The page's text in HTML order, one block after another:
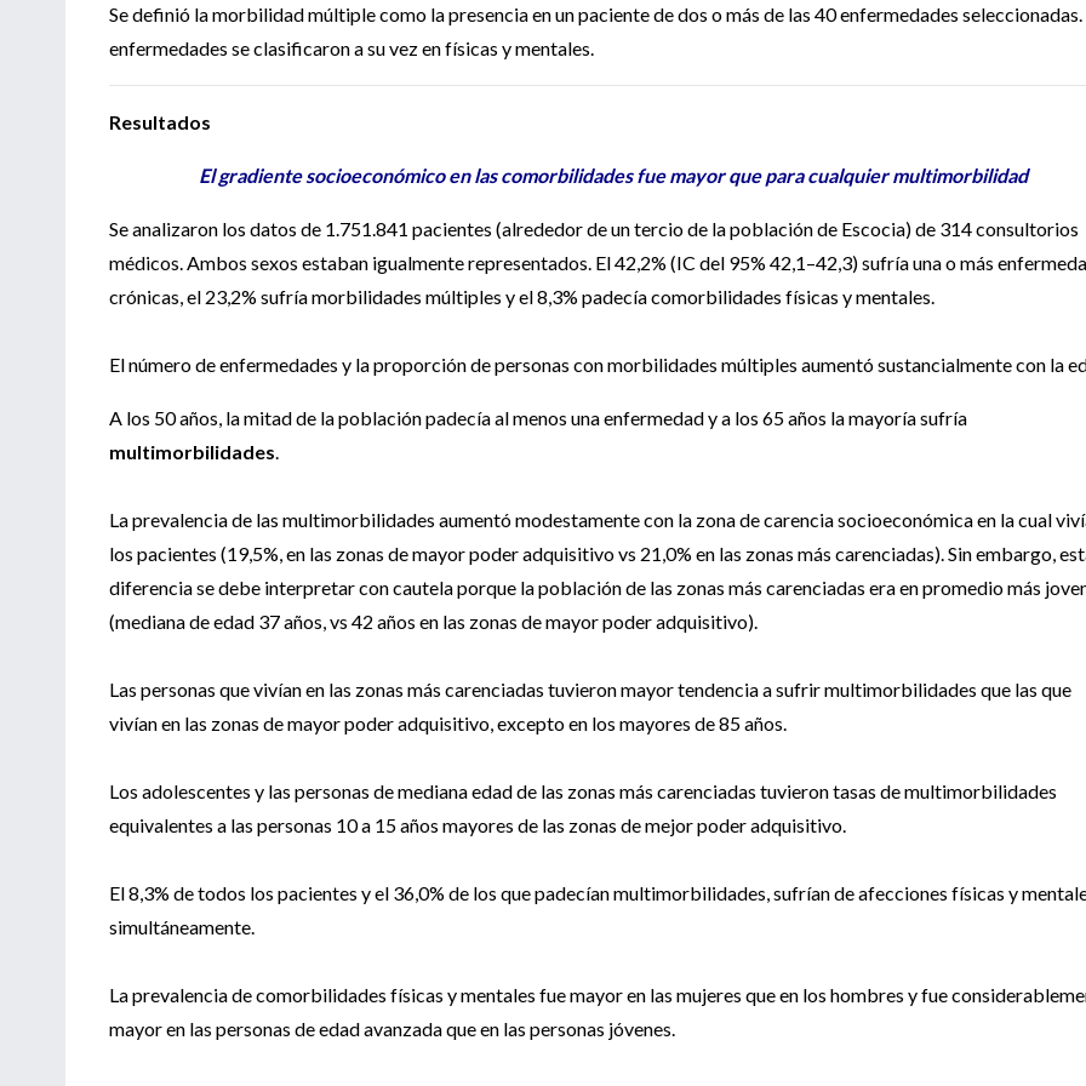
Se definió la morbilidad múltiple como la presencia en un paciente de dos o más de las 40 enfermedades seleccionadas.
enfermedades se clasificaron a su vez en físicas y mentales.
Resultados
El gradiente socioeconómico en las comorbilidades fue mayor que para cualquier multimorbilidad
Se analizaron los datos de 1.751.841 pacientes (alrededor de un tercio de la población de Escocia) de 314 consultorios
médicos. Ambos sexos estaban igualmente representados. El 42,2% (IC del 95% 42,1–42,3) sufría una o más
crónicas, el 23,2% sufría morbilidades múltiples y el 8,3% padecía comorbilidades físicas y mentales.
El número de enfermedades y la proporción de personas con morbilidades múltiples aumentó sustancialmente con la
A los 50 años, la mitad de la población padecía al menos una enfermedad y a los 65 años la mayoría sufría
multimorbilidades
La prevalencia de las multimorbilidades aumentó modestamente con la zona de carencia socioeconómica en la cual
los pacientes (19,5%, en las zonas de mayor poder adquisitivo vs 21,0% en las zonas más carenciadas). Sin embargo,
diferencia se debe interpretar con cautela porque la población de las zonas más carenciadas era en promedio más
(mediana de edad 37 años, vs 42 años en las zonas de mayor poder adquisitivo).
Las personas que vivían en las zonas más carenciadas tuvieron mayor tendencia a sufrir multimorbilidades que las que
vivían en las zonas de mayor poder adquisitivo, excepto en los mayores de 85 años.
Los adolescentes y las personas de mediana edad de las zonas más carenciadas tuvieron tasas de multimorbilidades
equivalentes a las personas 10 a 15 años mayores de las zonas de mejor poder adquisitivo.
El 8,3% de todos los pacientes y el 36,0% de los que padecían multimorbilidades, sufrían de afecciones físicas y
simultáneamente.
La prevalencia de comorbilidades físicas y mentales fue mayor en las mujeres que en los hombres y fue
mayor en las personas de edad avanzada que en las personas jóvenes.